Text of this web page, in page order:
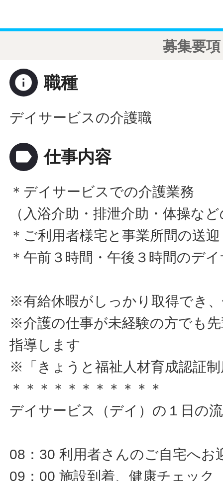
募集要項
info 職種
デイサービスの介護職
label 仕事内容
＊デイサービスでの介護業務
（入浴介助・排泄介助・体操な
＊ご利用者様宅と事業所間の送迎
＊午前３時間・午後３時間のデ
※有給休暇がしっかり取得でき
※介護の仕事が未経験の方でも
指導します
※「きょうと福祉人材育成認証
＊＊＊＊＊＊＊＊＊＊＊
デイサービス（デイ）の１日の
08：30 利用者さんのご自宅へお
09：00 施設到着、健康チェック